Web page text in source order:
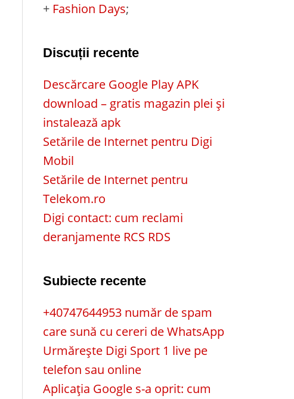
+ Fashion Days;
Discuții recente
Descărcare Google Play APK
download – gratis magazin plei și
instalează apk
Setările de Internet pentru Digi
Mobil
Setările de Internet pentru
Telekom.ro
Digi contact: cum reclami
deranjamente RCS RDS
Subiecte recente
+40747644953 număr de spam
care sună cu cereri de WhatsApp
Urmărește Digi Sport 1 live pe
telefon sau online
Aplicația Google s-a oprit: cum